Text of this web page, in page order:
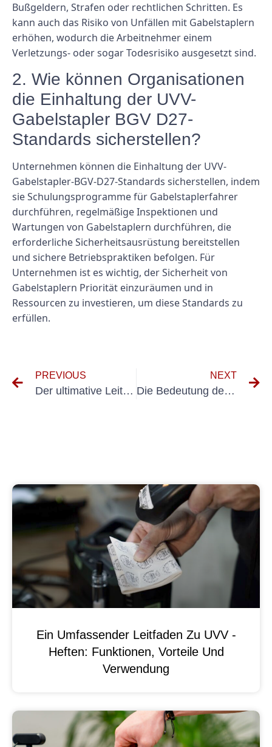
Bußgeldern, Strafen oder rechtlichen Schritten. Es
kann auch das Risiko von Unfällen mit Gabelstaplern
erhöhen, wodurch die Arbeitnehmer einem
Verletzungs- oder sogar Todesrisiko ausgesetzt sind.
2. Wie können Organisationen
die Einhaltung der UVV-
Gabelstapler BGV D27-
Standards sicherstellen?
Unternehmen können die Einhaltung der UVV-
Gabelstapler-BGV-D27-Standards sicherstellen, indem
sie Schulungsprogramme für Gabelstaplerfahrer
durchführen, regelmäßige Inspektionen und
Wartungen von Gabelstaplern durchführen, die
erforderliche Sicherheitsausrüstung bereitstellen
und sichere Betriebspraktiken befolgen. Für
Unternehmen ist es wichtig, der Sicherheit von
Gabelstaplern Priorität einzuräumen und in
Ressourcen zu investieren, um diese Standards zu
erfüllen.
PREVIOUS
Der ultimative Leitfaden zur UVV-Prüfung für Traktoren
NEXT
Die Bedeutung der Einhaltung der Messung DIN VDE 0100 Teil 600 in Elektroinstallationen
Ein Umfassender Leitfaden Zu UVV -
Heften: Funktionen, Vorteile Und
Verwendung